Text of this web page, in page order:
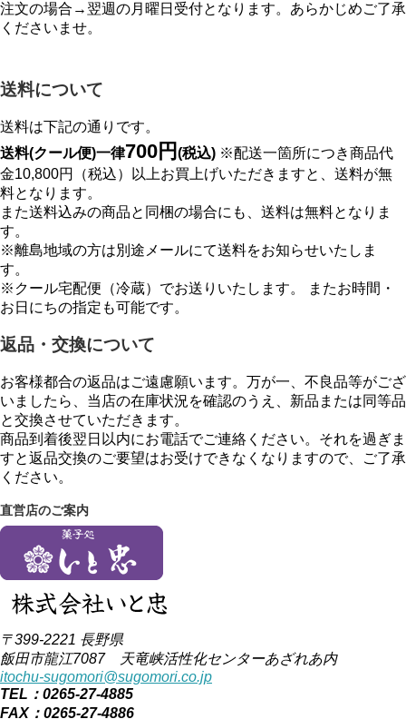
注文の場合→翌週の月曜日受付となります。あらかじめご了承
くださいませ。
送料について
送料は下記の通りです。
送料(クール便)一律700円 (税込) ※配送一箇所につき商品代
金10,800円（税込）以上お買上げいただきますと、送料が無
料となります。
また送料込みの商品と同梱の場合にも、送料は無料となりま
す。
※離島地域の方は別途メールにて送料をお知らせいたしま
す。
※クール宅配便（冷蔵）でお送りいたします。 またお時間・
お日にちの指定も可能です。
返品・交換について
お客様都合の返品はご遠慮願います。万が一、不良品等がござ
いましたら、当店の在庫状況を確認のうえ、新品または同等品
と交換させていただきます。
商品到着後翌日以内にお電話でご連絡ください。それを過ぎま
すと返品交換のご要望はお受けできなくなりますので、ご了承
ください。
直営店のご案内
〒399-2221 長野県
飯田市龍江7087 天竜峡活性化センターあざれあ内
itochu-sugomori@sugomori.co.jp
TEL：0265-27-4885
FAX：0265-27-4886